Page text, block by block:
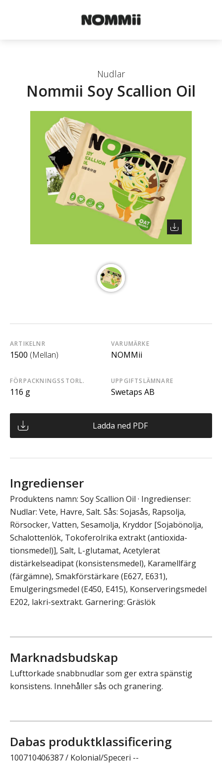
Nudlar
Nommii Soy Scallion Oil
ARTIKELNR
1500 (Mellan)
VARUMÄRKE
NOMMii
FÖRPACKNINGSSTORL.
116 g
UPPGIFTSLÄMNARE
Swetaps AB
Ladda ned PDF
Ingredienser
Produktens namn: Soy Scallion Oil · Ingredienser:
Nudlar: Vete, Havre, Salt. Sås: Sojasås, Rapsolja,
Rörsocker, Vatten, Sesamolja, Kryddor [Sojabönolja,
Schalottenlök, Tokoferolrika extrakt (antioxida-
tionsmedel)], Salt, L-glutamat, Acetylerat
distärkelseadipat (konsistensmedel), Karamellfärg
(färgämne), Smakförstärkare (E627, E631),
Emulgeringsmedel (E450, E415), Konserveringsmedel
E202, lakri-sextrakt. Garnering: Gräslök
Marknadsbudskap
Lufttorkade snabbnudlar som ger extra spänstig
konsistens. Innehåller sås och granering.
Dabas produktklassificering
100710406387 / Kolonial/Speceri --